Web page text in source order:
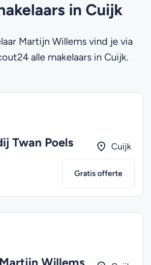
in Cuijk
Martijn Willems vind je via
alle makelaars in Cuijk.
Twan Poels Cuijk
Gratis offerte